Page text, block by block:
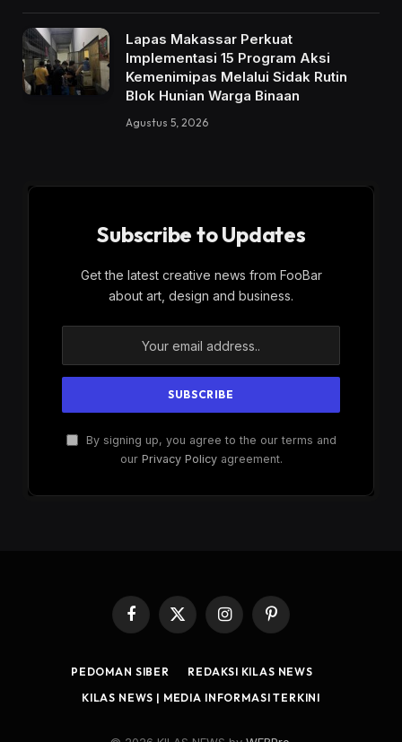
Lapas Makassar Perkuat
Implementasi 15 Program Aksi
Kemenimipas Melalui Sidak Rutin
Blok Hunian Warga Binaan
Agustus 5, 2026
Subscribe to Updates
Get the latest creative news from FooBar
about art, design and business.
By signing up, you agree to the our terms and
our Privacy Policyagreement.
Facebook
X
InstagramPinterest
PEDOMAN SIBER
REDAKSI KILAS NEWS
KILAS NEWS | MEDIA INFORMASI TERKINI